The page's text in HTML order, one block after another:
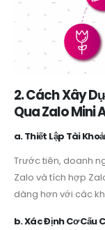
2. Cách Xây
Qua Zalo Mini
a. Thiết Lập Tài
Trước tiên, doanh
Zalo và tích hợp
dàng hơn với các
b. Xác Định Cơ Cấu